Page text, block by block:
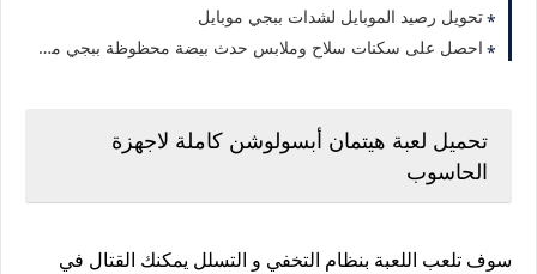
تحويل رصيد الموبايل لشدات ببجي موبايل
احصل على سكنات سلاح وملابس حدث بيضة محظوظة ببجي موبايل
تحميل لعبة هيتمان أبسولوشن كاملة لاجهزة
الحاسوب
سوف تلعب اللعبة بنظام التخفي و التسلل يمكنك القتال في